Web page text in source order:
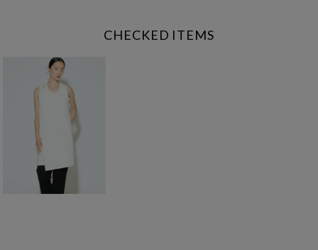
CHECKED ITEMS